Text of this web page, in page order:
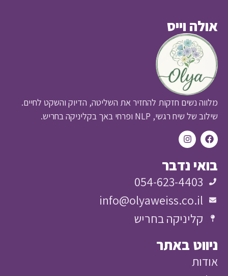
אולה וייס
מלווה נשים חזקות להחזיר את השליטה, הדיוק והשקט לחיים.
שילוב של שיח רגשי, NLP ופרחי באך בקליניקה בחריש.
בואי נדבר
054-623-4403
info@olyaweiss.co.il
קליניקה בחריש
ניווט באתר
אודות